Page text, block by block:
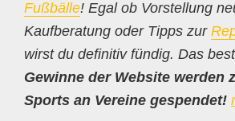
Fußbälle! Egal ob Vorstellung
Kaufberatung oder Tipps zur
wirst du definitiv fündig. Das
Gewinne der Website werden
Sports an Vereine gespendet!